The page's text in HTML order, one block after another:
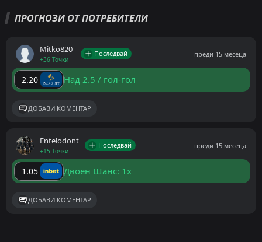
ПРОГНОЗИ ОТ ПОТРЕБИТЕЛИ
Mitko820
+36 Точки
Последвай преди 15 месеца
2.20 Над 2.5 / гол-гол
ДОБАВИ КОМЕНТАР
Entelodont
+15 Точки
Последвай преди 15 месеца
1.05 Двоен Шанс: 1x
ДОБАВИ КОМЕНТАР